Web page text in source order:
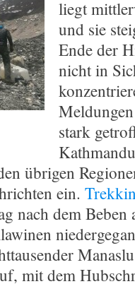
liegt
und sie
Ende der
nicht in
stark
übrigen
ein.
nach dem
mit dem